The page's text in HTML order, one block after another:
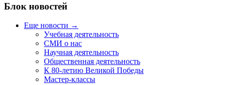
Блок новостей
Еще новости →
Учебная деятельность
СМИ о нас
Научная деятельность
Общественная деятельность
К 80-летию Великой Победы
Мастер-классы